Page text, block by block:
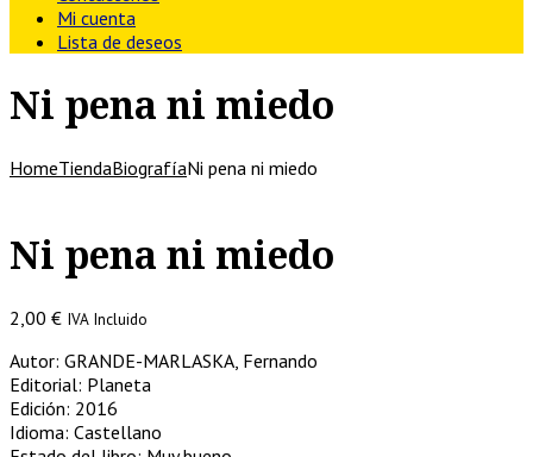
Mi cuenta
Lista de deseos
Ni pena ni miedo
HomeTiendaBiografíaNi pena ni miedo
Ni pena ni miedo
2,00 € IVA Incluido
Autor: GRANDE-MARLASKA, Fernando
Editorial: Planeta
Edición: 2016
Idioma: Castellano